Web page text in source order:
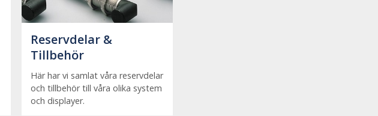
Reservdelar &
Tillbehör
Här har vi samlat våra reservdelar
och tillbehör till våra olika system
och displayer.